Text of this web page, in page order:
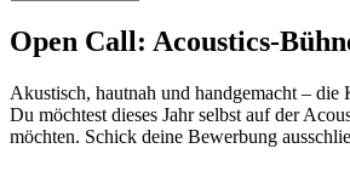
Open Call: Acoustics-
Akustisch, hautnah und handgemacht – die
Du möchtest dieses Jahr selbst auf der
möchten. Schick deine Bewerbung